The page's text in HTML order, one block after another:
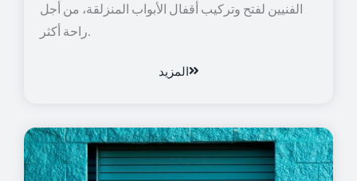
الفنيين لفتح وتركيب أقفال الأبواب المنزلقة، من أجل
راحة أكثر.
المزيد